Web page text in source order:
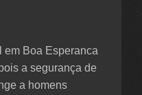
em Boa Esperanca
a segurança de
a homens